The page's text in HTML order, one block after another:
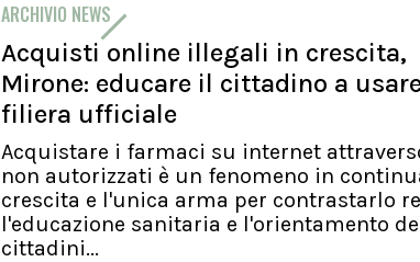
ARCHIVIO NEWS
Acquisti online illegali in crescita,
Mirone: educare il cittadino a
filiera ufficiale
Acquistare i farmaci su internet
non autorizzati è un fenomeno in
crescita e l'unica arma per contrastarlo
l'educazione sanitaria e l'orientamento
cittadini...